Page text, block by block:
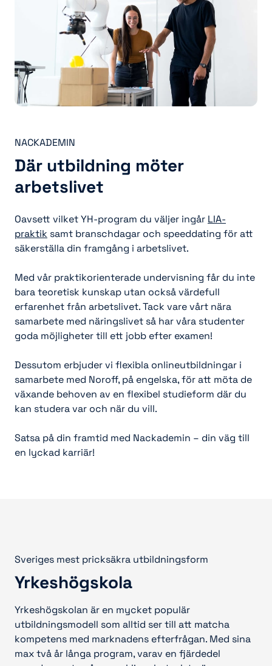
NACKADEMIN
Där utbildning möter
arbetslivet
Oavsett vilket YH-program du väljer ingår LIA-
praktik samt branschdagar och speeddating för att
säkerställa din framgång i arbetslivet.
Med vår praktikorienterade undervisning får du inte
bara teoretisk kunskap utan också värdefull
erfarenhet från arbetslivet. Tack vare vårt nära
samarbete med näringslivet så har våra studenter
goda möjligheter till ett jobb efter examen!
Dessutom erbjuder vi flexibla onlineutbildningar i
samarbete med Noroff, på engelska, för att möta de
växande behoven av en flexibel studieform där du
kan studera var och när du vill.
Satsa på din framtid med Nackademin – din väg till
en lyckad karriär!
Sveriges mest pricksäkra utbildningsform
Yrkeshögskola
Yrkeshögskolan är en mycket populär
utbildningsmodell som alltid ser till att matcha
kompetens med marknadens efterfrågan. Med sina
max två år långa program, varav en fjärdedel